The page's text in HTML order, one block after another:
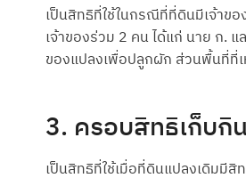
เป็นสิทธิที่ใช้ในกรณีที่ที่ดินมีเจ้าข
เจ้าของร่วม 2 คน ได้แก่ นาย ก.
ของแปลงเพื่อปลูกผัก ส่วนพื้นที่ที่เ
3. ครอบสิทธิเก็บกิ
เป็นสิทธิที่ใช้เมื่อที่ดินแปลงเดิมมีสิ